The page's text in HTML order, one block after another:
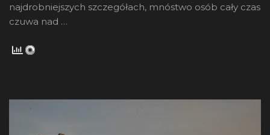
najdrobniejszych szczegółach, mnóstwo osób cały czas
czuwa nad …